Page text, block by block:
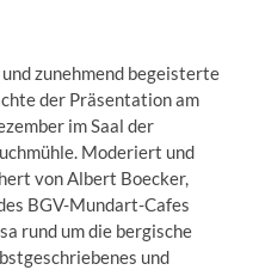
zunehmend begeisterte
der Präsentation am
im Saal der
Moderiert und
von Albert Boecker,
BGV-Mundart-Cafes
rund um die bergische
und